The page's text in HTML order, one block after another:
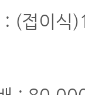
: (접이